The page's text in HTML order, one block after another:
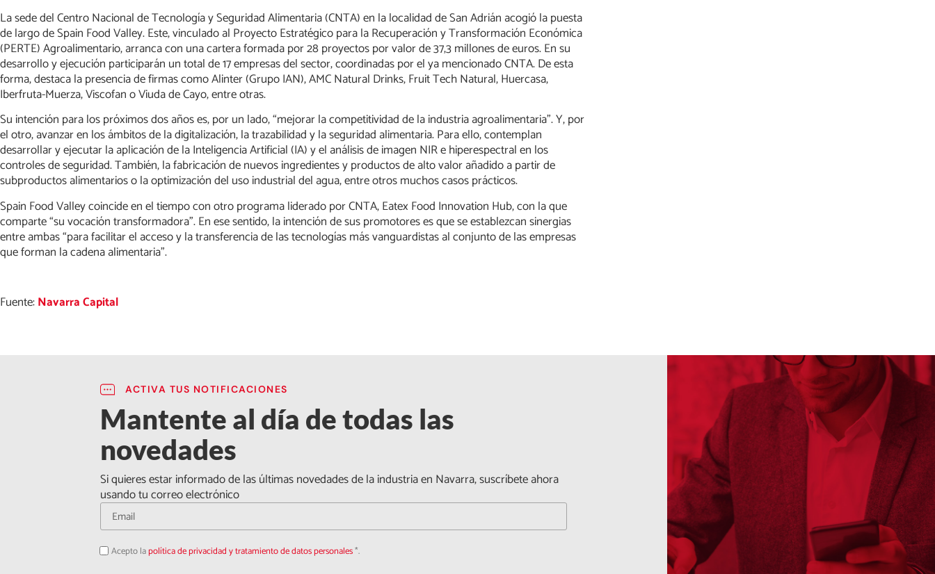
La sede del Centro Nacional de Tecnología y Seguridad Alimentaria (CNTA) en la localidad de San Adrián acogió la puesta
de largo de Spain Food Valley. Este, vinculado al Proyecto Estratégico para la Recuperación y Transformación Económica
(PERTE) Agroalimentario, arranca con una cartera formada por 28 proyectos por valor de 37,3 millones de euros. En su
desarrollo y ejecución participarán un total de 17 empresas del sector, coordinadas por el ya mencionado CNTA. De esta
forma, destaca la presencia de firmas como Alinter (Grupo IAN), AMC Natural Drinks, Fruit Tech Natural, Huercasa,
Iberfruta-Muerza, Viscofan o Viuda de Cayo, entre otras.
Su intención para los próximos dos años es, por un lado, “mejorar la competitividad de la industria agroalimentaria”. Y, por
el otro, avanzar en los ámbitos de la digitalización, la trazabilidad y la seguridad alimentaria. Para ello, contemplan
desarrollar y ejecutar la aplicación de la Inteligencia Artificial (IA) y el análisis de imagen NIR e hiperespectral en los
controles de seguridad. También, la fabricación de nuevos ingredientes y productos de alto valor añadido a partir de
subproductos alimentarios o la optimización del uso industrial del agua, entre otros muchos casos prácticos.
Spain Food Valley coincide en el tiempo con otro programa liderado por CNTA, Eatex Food Innovation Hub, con la que
comparte “su vocación transformadora”. En ese sentido, la intención de sus promotores es que se establezcan sinergias
entre ambas “para facilitar el acceso y la transferencia de las tecnologías más vanguardistas al conjunto de las empresas
que forman la cadena alimentaria”.
Fuente:Navarra Capital
ACTIVA TUS NOTIFICACIONES
Mantente al día de todas las
novedades
Si quieres estar informado de las últimas novedades de la industria en Navarra, suscríbete ahora
usando tu correo electrónico
AceptoAcepto lapolítica de privacidad y tratamiento de datos personales*.